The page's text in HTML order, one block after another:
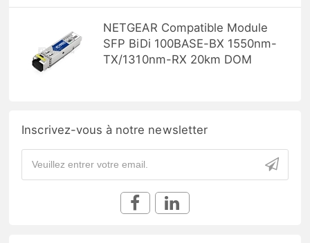
NETGEAR Compatible Module
SFP BiDi 100BASE-BX 1550nm-
TX/1310nm-RX 20km DOM
Inscrivez-vous à notre newsletter